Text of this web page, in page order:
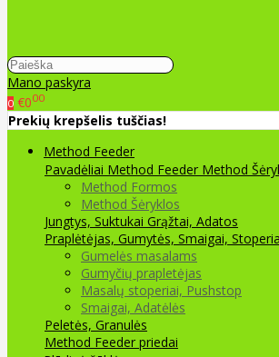
Mano paskyra
0 €000
Prekių krepšelis tuščias!
Method Feeder
Pavadėliai Method Feeder Method
Method Formos
Method Šėryklos
Jungtys, Suktukai Grąžtai, Adatos
Praplėtėjas, Gumytės, Smaigai,
Gumelės masalams
Gumyčių prapletėjas
Masalų stoperiai, Pushstop
Smaigai, Adatėlės
Peletės, Granulės
Method Feeder priedai